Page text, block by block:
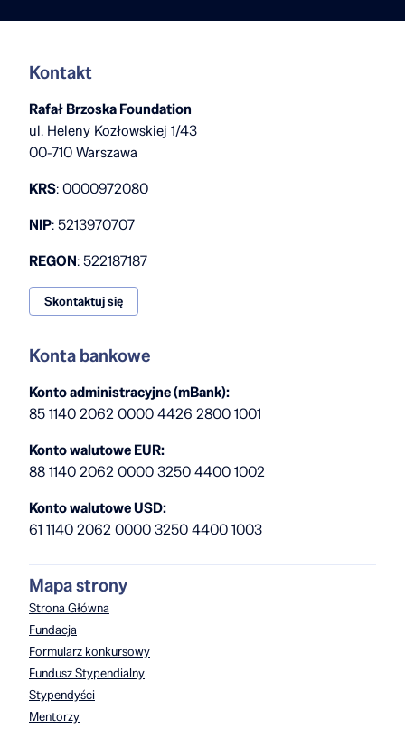
doświadczeń za granicą […]
Kontakt
Rafał Brzoska Foundation
ul. Heleny Kozłowskiej 1/43
00-710 Warszawa
KRS: 0000972080
NIP: 5213970707
REGON: 522187187
Skontaktuj się
Konta bankowe
Konto administracyjne (mBank):
85 1140 2062 0000 4426 2800 1001
Konto walutowe EUR:
88 1140 2062 0000 3250 4400 1002
Konto walutowe USD:
61 1140 2062 0000 3250 4400 1003
Mapa strony
Strona Główna
Fundacja
Formularz konkursowy
Fundusz Stypendialny
Stypendyści
Mentorzy